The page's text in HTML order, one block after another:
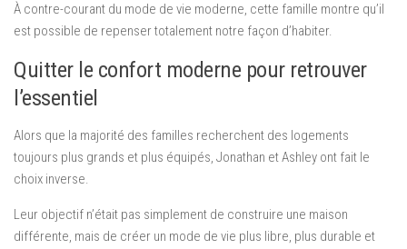
À contre-courant du mode de vie moderne, cette famille montre qu’il
est possible de repenser totalement notre façon d’habiter.
Quitter le confort moderne pour retrouver
l’essentiel
Alors que la majorité des familles recherchent des logements
toujours plus grands et plus équipés, Jonathan et Ashley ont fait le
choix inverse.
Leur objectif n’était pas simplement de construire une maison
différente, mais de créer un mode de vie plus libre, plus durable et